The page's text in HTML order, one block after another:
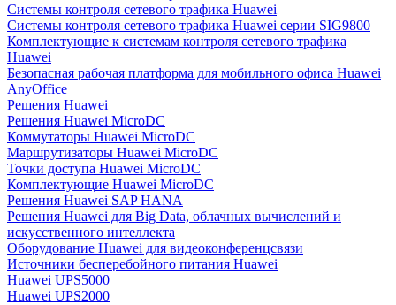
Системы контроля сетевого трафика Huawei
Системы контроля сетевого трафика Huawei серии SIG9800
Комплектующие к системам контроля сетевого трафика
Huawei
Безопасная рабочая платформа для мобильного офиса Huawei
AnyOffice
Решения Huawei
Решения Huawei MicroDC
Коммутаторы Huawei MicroDC
Маршрутизаторы Huawei MicroDC
Точки доступа Huawei MicroDC
Комплектующие Huawei MicroDC
Решения Huawei SAP HANA
Решения Huawei для Big Data, облачных вычислений и
искусственного интеллекта
Оборудование Huawei для видеоконференцсвязи
Источники бесперебойного питания Huawei
Huawei UPS5000
Huawei UPS2000